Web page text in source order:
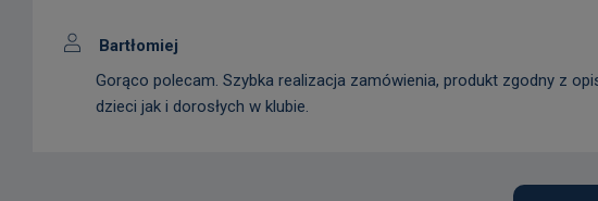
Bartłomiej
Gorąco polecam. Szybka realizacja zamówienia, produkt zgodny z
dzieci jak i dorosłych w klubie.